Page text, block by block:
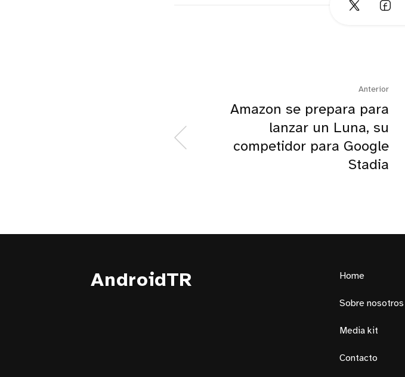
Anterior
Amazon se prepara para
lanzar un Luna, su
competidor para Google
Stadia
AndroidTR Home
Sobre nosotros
Media kit
Contacto